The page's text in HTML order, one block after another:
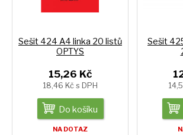
Sešit 424 A4 linka 20 listů
OPTYS
15,26 Kč
18,46 Kč s DPH
Do košíku
NA DOTAZ
Sešit